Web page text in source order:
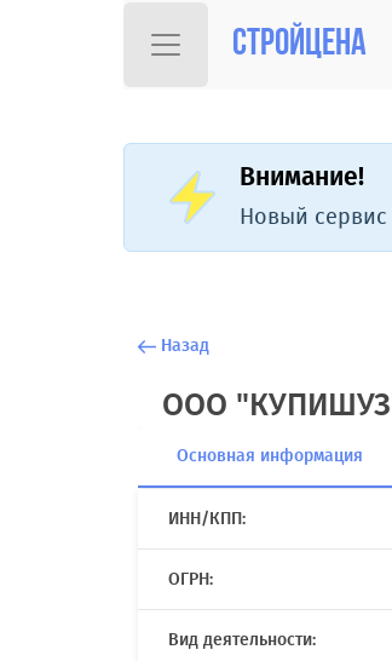
Стройцена
Внимание!
Новый
Назад
ООО
Основная информация
ИНН/КПП:
ОГРН:
Вид деятельности: